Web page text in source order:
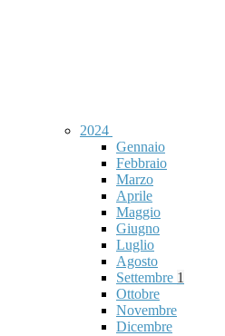
2024
Gennaio
Febbraio
Marzo
Aprile
Maggio
Giugno
Luglio
Agosto
Settembre 1
Ottobre
Novembre
Dicembre